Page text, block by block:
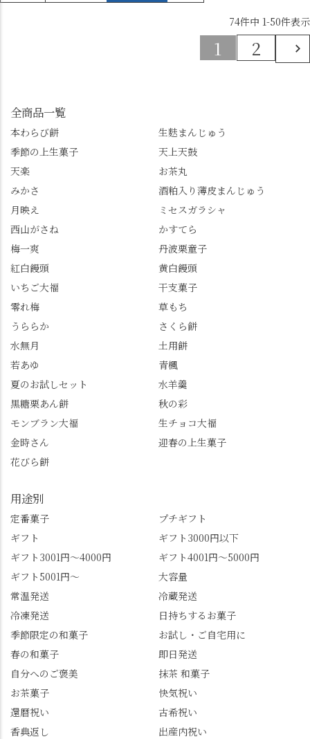
74件中 1-50件表示
1 2
全商品一覧
本わらび餅
生麩まんじゅう
季節の上生菓子
天上天鼓
天楽
お茶丸
みかさ
酒粕入り薄皮まんじゅう
月映え
ミセスガラシャ
西山がさね
かすてら
梅一爽
丹波栗童子
紅白饅頭
黄白饅頭
いちご大福
干支菓子
零れ梅
草もち
うららか
さくら餅
水無月
土用餅
若あゆ
青楓
夏のお試しセット
水羊羹
黒糖栗あん餅
秋の彩
モンブラン大福
生チョコ大福
金時さん
迎春の上生菓子
花びら餅
用途別
定番菓子
プチギフト
ギフト
ギフト3000円以下
ギフト3001円～4000円
ギフト4001円～5000円
ギフト5001円～
大容量
常温発送
冷蔵発送
冷凍発送
日持ちするお菓子
季節限定の和菓子
お試し・ご自宅用に
春の和菓子
即日発送
自分へのご褒美
抹茶 和菓子
お茶菓子
快気祝い
還暦祝い
古希祝い
香典返し
出産内祝い